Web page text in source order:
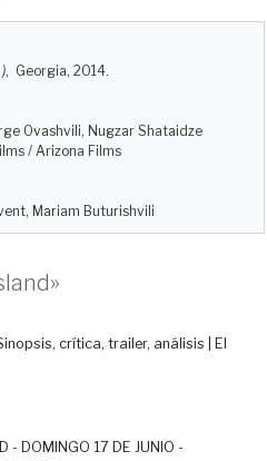
a
t
i
, Georgia, 2014.
Ovashvili, Nugzar Shataidze
/ Arizona Films
Mariam Buturishvili
crítica, trailer, análisis | El
- DOMINGO 17 DE JUNIO -